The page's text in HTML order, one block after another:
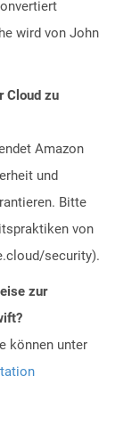
wird von John
Cloud zu
Amazon
und
Bitte
von
security).
zur
können unter